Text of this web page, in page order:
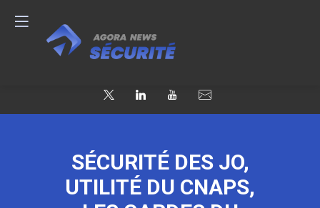
SÉCURITÉ DES JO,
UTILITÉ DU CNAPS,